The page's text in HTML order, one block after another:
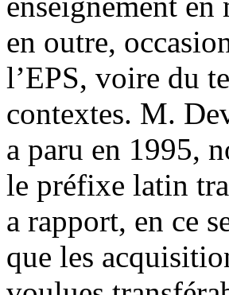
en outre,
l’EPS, voire du
contextes. M.
a paru en 1995,
le préfixe latin
a rapport, en ce
que les